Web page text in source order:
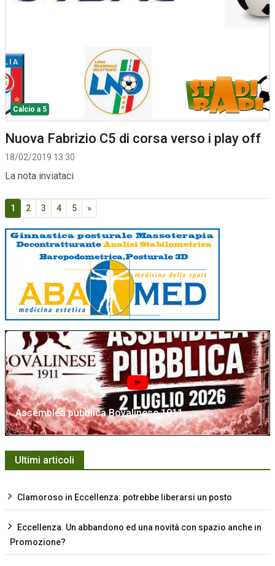
Calcio a 5
Nuova Fabrizio C5 di corsa verso i play off
18/02/2019 13:30
La nota inviataci
1 2 3 4 5 »
Assemblea pubblica Bovalinese 1911
Ultimi articoli
Clamoroso in Eccellenza: potrebbe liberarsi un posto
Eccellenza. Un abbandono ed una novità con spazio anche in
Promozione?